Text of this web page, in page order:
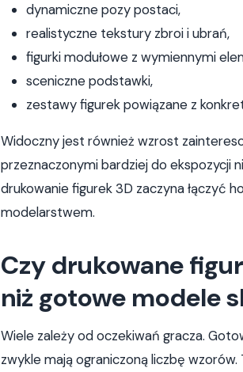
dynamiczne pozy postaci,
realistyczne tekstury zbroi i ubrań,
figurki modułowe z wymiennymi
sceniczne podstawki,
zestawy figurek powiązane z
Widoczny jest również wzrost
przeznaczonymi bardziej do ekspozycji
drukowanie figurek 3D zaczyna łączyć
modelarstwem.
Czy drukowane
niż gotowe modele
Wiele zależy od oczekiwań gracza.
zwykle mają ograniczoną liczbę